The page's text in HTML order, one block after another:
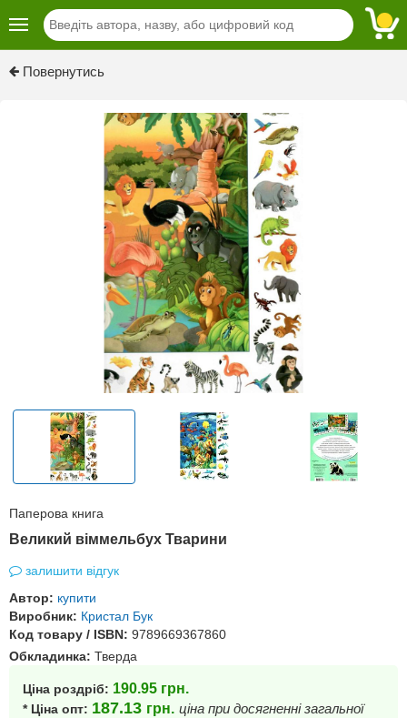
Повернутись
Паперова книга
Великий віммельбух Тварини
залишити відгук
Автор: купити
Виробник: Кристал Бук
Код товару / ISBN: 9789669367860
Обкладинка: Тверда
Ціна роздріб: 190.95 грн.
* Ціна опт: 187.13 грн. ціна при досягненні загальної